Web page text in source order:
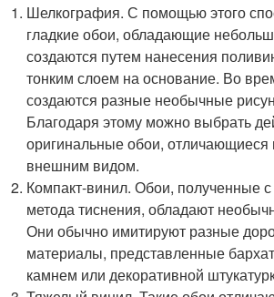
Шелкография. С помощью этого
гладкие обои, обладающие
создаются путем нанесения
тонким слоем на основание. Во
создаются разные необычные
Благодаря этому можно выбрать
оригинальные обои,
внешним видом.
Компакт-винил. Обои, полученные
метода тиснения, обладают
Они обычно имитируют разные
материалы, представленные
камнем или декоративной